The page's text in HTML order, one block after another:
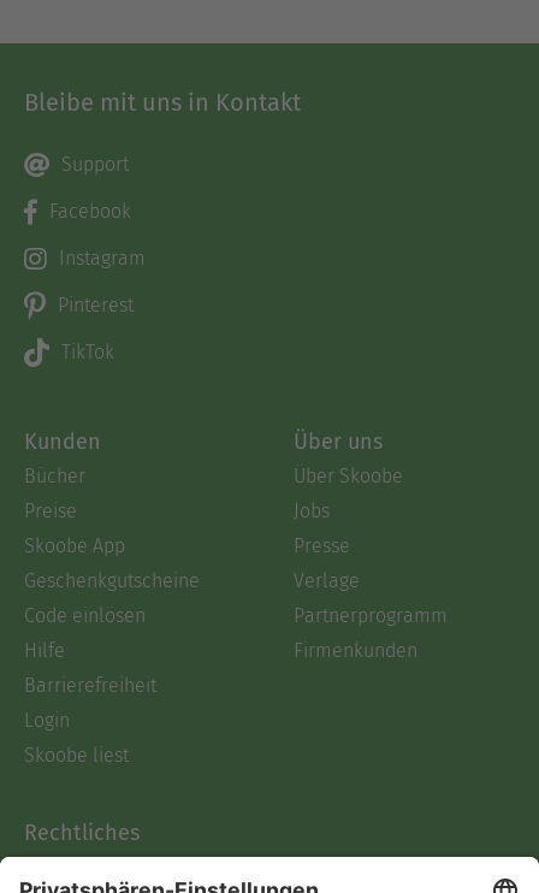
Bleibe mit uns in Kontakt
Support
Facebook
Instagram
Pinterest
TikTok
Kunden
Bücher
Preise
Skoobe App
Geschenkgutscheine
Code einlösen
Hilfe
Barrierefreiheit
Login
Skoobe liest
Über uns
Über Skoobe
Jobs
Presse
Verlage
Partnerprogramm
Firmenkunden
Rechtliches